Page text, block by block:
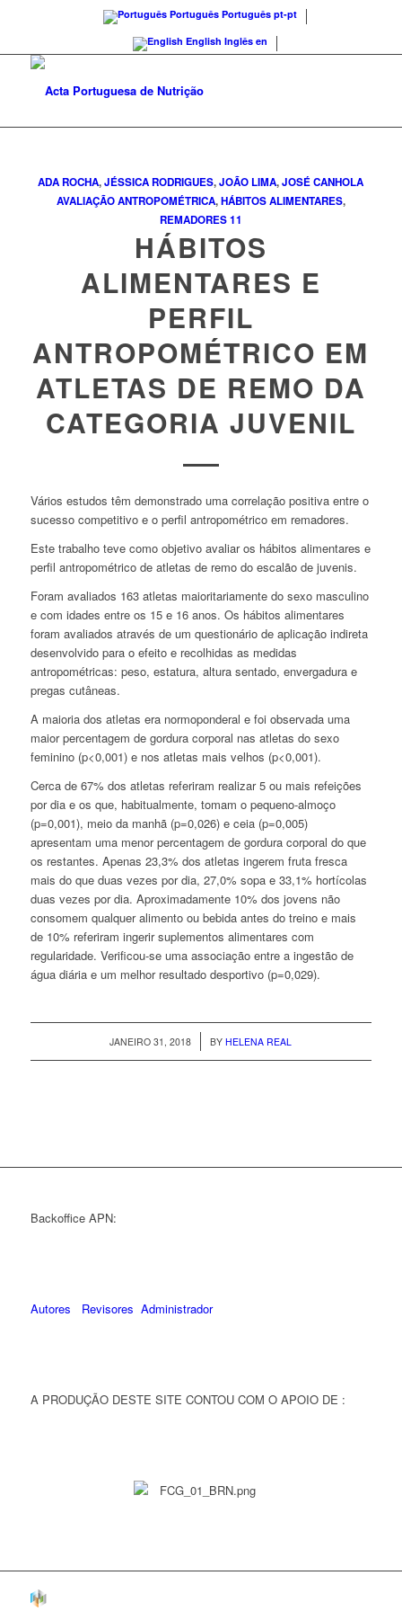
Português Português pt-pt
English Inglês en
ADA ROCHA,JÉSSICA RODRIGUES,JOÃO LIMA,JOSÉ CANHOLA
AVALIAÇÃO ANTROPOMÉTRICA,HÁBITOS ALIMENTARES,
REMADORES11
HÁBITOS
ALIMENTARES E
PERFIL
ANTROPOMÉTRICO EM
ATLETAS DE REMO DA
CATEGORIA JUVENIL
Vários estudos têm demonstrado uma correlação positiva entre o
sucesso competitivo e o perfil antropométrico em remadores.
Este trabalho teve como objetivo avaliar os hábitos alimentares e
perfil antropométrico de atletas de remo do escalão de juvenis.
Foram avaliados 163 atletas maioritariamente do sexo masculino
e com idades entre os 15 e 16 anos. Os hábitos alimentares
foram avaliados através de um questionário de aplicação indireta
desenvolvido para o efeito e recolhidas as medidas
antropométricas: peso, estatura, altura sentado, envergadura e
pregas cutâneas.
A maioria dos atletas era normoponderal e foi observada uma
maior percentagem de gordura corporal nas atletas do sexo
feminino (p<0,001) e nos atletas mais velhos (p<0,001).
Cerca de 67% dos atletas referiram realizar 5 ou mais refeições
por dia e os que, habitualmente, tomam o pequeno-almoço
(p=0,001), meio da manhã (p=0,026) e ceia (p=0,005)
apresentam uma menor percentagem de gordura corporal do que
os restantes. Apenas 23,3% dos atletas ingerem fruta fresca
mais do que duas vezes por dia, 27,0% sopa e 33,1% hortícolas
duas vezes por dia. Aproximadamente 10% dos jovens não
consomem qualquer alimento ou bebida antes do treino e mais
de 10% referiram ingerir suplementos alimentares com
regularidade. Verificou-se uma associação entre a ingestão de
água diária e um melhor resultado desportivo (p=0,029).
JANEIRO 31, 2018
/ BYHELENA REAL
Backoffice APN:
Autores Revisores Administrador
A PRODUÇÃO DESTE SITE CONTOU COM O APOIO DE :